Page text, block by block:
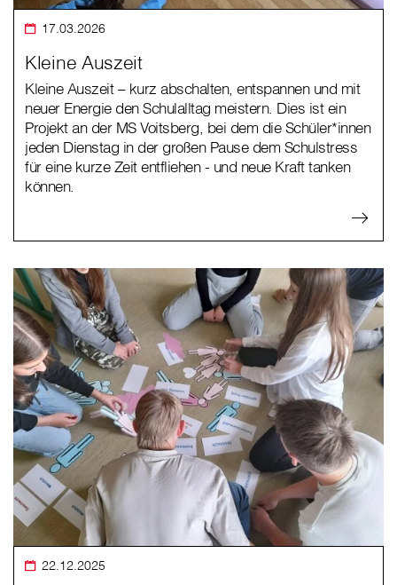
17.03.2026
Kleine Auszeit
Kleine Auszeit – kurz abschalten, entspannen und mit
neuer Energie den Schulalltag meistern. Dies ist ein
Projekt an der MS Voitsberg, bei dem die Schüler*innen
jeden Dienstag in der großen Pause dem Schulstress
für eine kurze Zeit entfliehen - und neue Kraft tanken
können.
22.12.2025